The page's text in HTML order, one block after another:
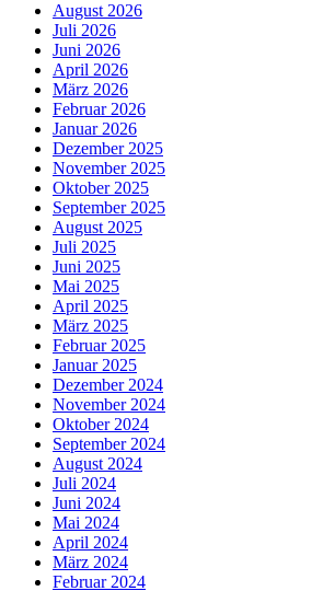
August 2026
Juli 2026
Juni 2026
April 2026
März 2026
Februar 2026
Januar 2026
Dezember 2025
November 2025
Oktober 2025
September 2025
August 2025
Juli 2025
Juni 2025
Mai 2025
April 2025
März 2025
Februar 2025
Januar 2025
Dezember 2024
November 2024
Oktober 2024
September 2024
August 2024
Juli 2024
Juni 2024
Mai 2024
April 2024
März 2024
Februar 2024